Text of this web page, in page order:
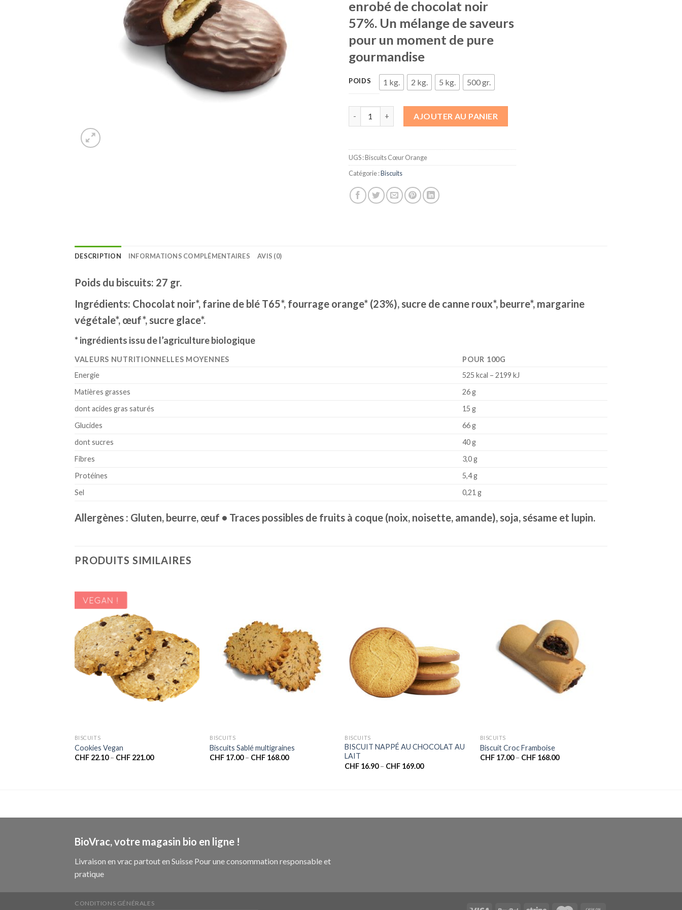
enrobé de chocolat noir
57%. Un mélange de saveurs
pour un moment de pure
gourmandise
POIDS 1 kg. 2 kg. 5 kg. 500 gr.
AJOUTER AU PANIER
UGS :Biscuits Cœur Orange
Catégorie :Biscuits
DESCRIPTION INFORMATIONS COMPLÉMENTAIRES AVIS (0)
Poids du biscuits: 27 gr.
Ingrédients: Chocolat noir*, farine de blé T65*, fourrage orange* (23%), sucre de canne roux*, beurre*, margarine
végétale*, œuf*, sucre glace*.
* ingrédients issu de l’agriculture biologique
VALEURS NUTRITIONNELLES MOYENNES
POUR 100G
Energie
525 kcal – 2199 kJ
Matières grasses
26 g
dont acides gras saturés
15 g
Glucides
66 g
dont sucres
40 g
Fibres
3,0 g
Protéines
5,4 g
Sel
0,21 g
Allergènes : Gluten, beurre, œuf • Traces possibles de fruits à coque (noix, noisette, amande), soja, sésame et lupin.
PRODUITS SIMILAIRES
BISCUITS
Cookies Vegan
CHF22.10– CHF221.00
BISCUITS
Biscuits Sablé multigraines
CHF 17.00– CHF 168.00
BISCUITS
BISCUIT NAPPÉ AU CHOCOLAT AU
LAIT
CHF 16.90– CHF 169.00
souhaits
BISCUITS
Biscuit Croc Framboise
CHF17.00– CHF168.00
BioVrac, votre magasin bio en ligne !
Livraison en vrac partout en Suisse Pour une consommation responsable et
pratique
CONDITIONS GÉNÉRALES